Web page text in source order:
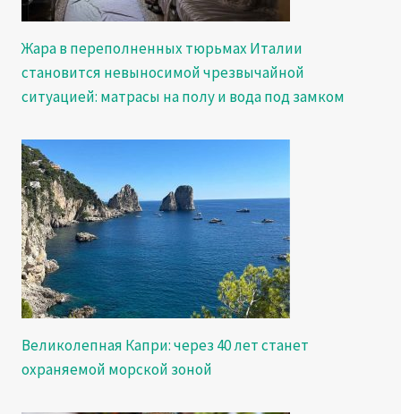
Жара в переполненных тюрьмах Италии
становится невыносимой чрезвычайной
ситуацией: матрасы на полу и вода под замком
Великолепная Капри: через 40 лет станет
охраняемой морской зоной